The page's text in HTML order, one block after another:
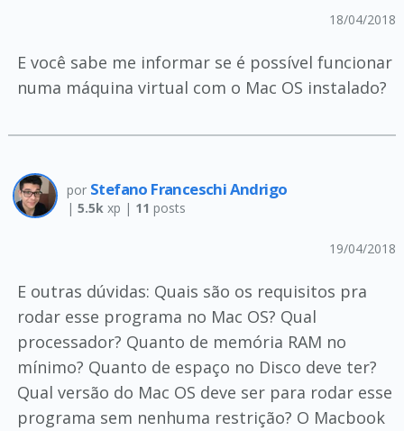
18/04/2018
E você sabe me informar se é possível funcionar
numa máquina virtual com o Mac OS instalado?
por Stefano Franceschi Andrigo
| 5.5kxp | 11 posts
19/04/2018
E outras dúvidas: Quais são os requisitos pra
rodar esse programa no Mac OS? Qual
processador? Quanto de memória RAM no
mínimo? Quanto de espaço no Disco deve ter?
Qual versão do Mac OS deve ser para rodar esse
programa sem nenhuma restrição? O Macbook